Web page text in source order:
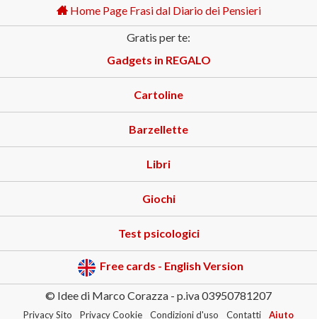
Home Page Frasi dal Diario dei Pensieri
Gratis per te:
Gadgets in REGALO
Cartoline
Barzellette
Libri
Giochi
Test psicologici
Free cards - English Version
© Idee di Marco Corazza - p.iva 03950781207
Privacy Sito Privacy Cookie Condizioni d'uso Contatti Aiuto